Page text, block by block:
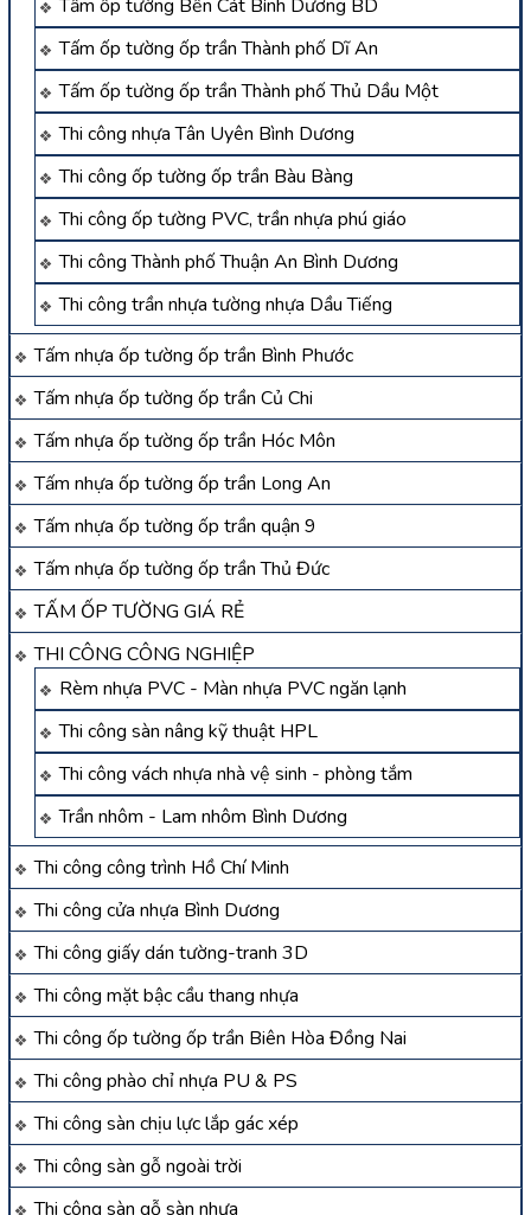
Tấm ốp tường Bến Cát Bình Dương BD
Tấm ốp tường ốp trần Thành phố Dĩ An
Tấm ốp tường ốp trần Thành phố Thủ Dầu Một
Thi công nhựa Tân Uyên Bình Dương
Thi công ốp tường ốp trần Bàu Bàng
Thi công ốp tường PVC, trần nhựa phú giáo
Thi công Thành phố Thuận An Bình Dương
Thi công trần nhựa tường nhựa Dầu Tiếng
Tấm nhựa ốp tường ốp trần Bình Phước
Tấm nhựa ốp tường ốp trần Củ Chi
Tấm nhựa ốp tường ốp trần Hóc Môn
Tấm nhựa ốp tường ốp trần Long An
Tấm nhựa ốp tường ốp trần quận 9
Tấm nhựa ốp tường ốp trần Thủ Đức
TẤM ỐP TƯỜNG GIÁ RẺ
THI CÔNG CÔNG NGHIỆP
Rèm nhựa PVC - Màn nhựa PVC ngăn lạnh
Thi công sàn nâng kỹ thuật HPL
Thi công vách nhựa nhà vệ sinh - phòng tắm
Trần nhôm - Lam nhôm Bình Dương
Thi công công trình Hồ Chí Minh
Thi công cửa nhựa Bình Dương
Thi công giấy dán tường-tranh 3D
Thi công mặt bậc cầu thang nhựa
Thi công ốp tường ốp trần Biên Hòa Đồng Nai
Thi công phào chỉ nhựa PU & PS
Thi công sàn chịu lực lắp gác xép
Thi công sàn gỗ ngoài trời
Thi công sàn gỗ sàn nhựa